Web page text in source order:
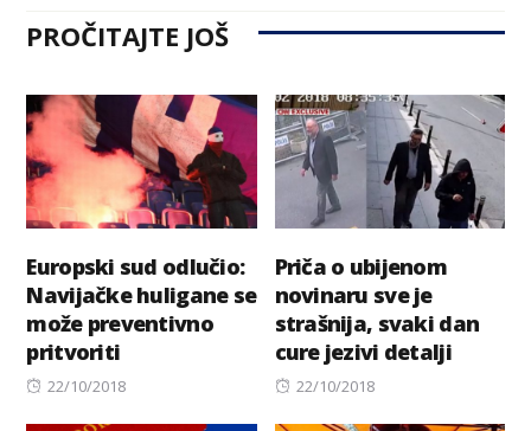
PROČITAJTE JOŠ
Europski sud odlučio:
Navijačke huligane se
može preventivno
pritvoriti
Posted
22/10/2018
Priča o ubijenom
novinaru sve je
strašnija, svaki dan
cure jezivi detalji
Posted
22/10/2018